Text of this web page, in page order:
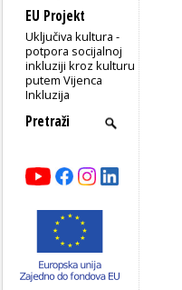
EU Projekt
Uključiva kultura -
potpora socijalnoj
inkluziji kroz kulturu
putem Vijenca
Inkluzija